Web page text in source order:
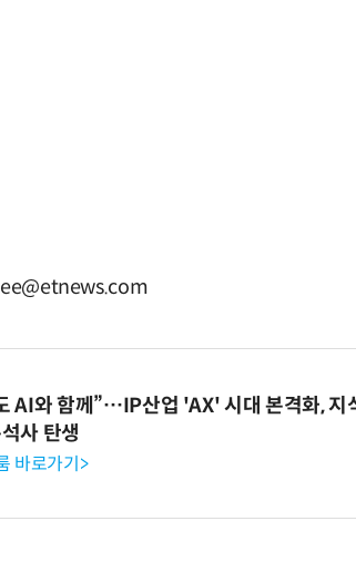
AI와 함께”…IP산업 'AX' 시대 본격화, 지
사 탄생
바로가기>